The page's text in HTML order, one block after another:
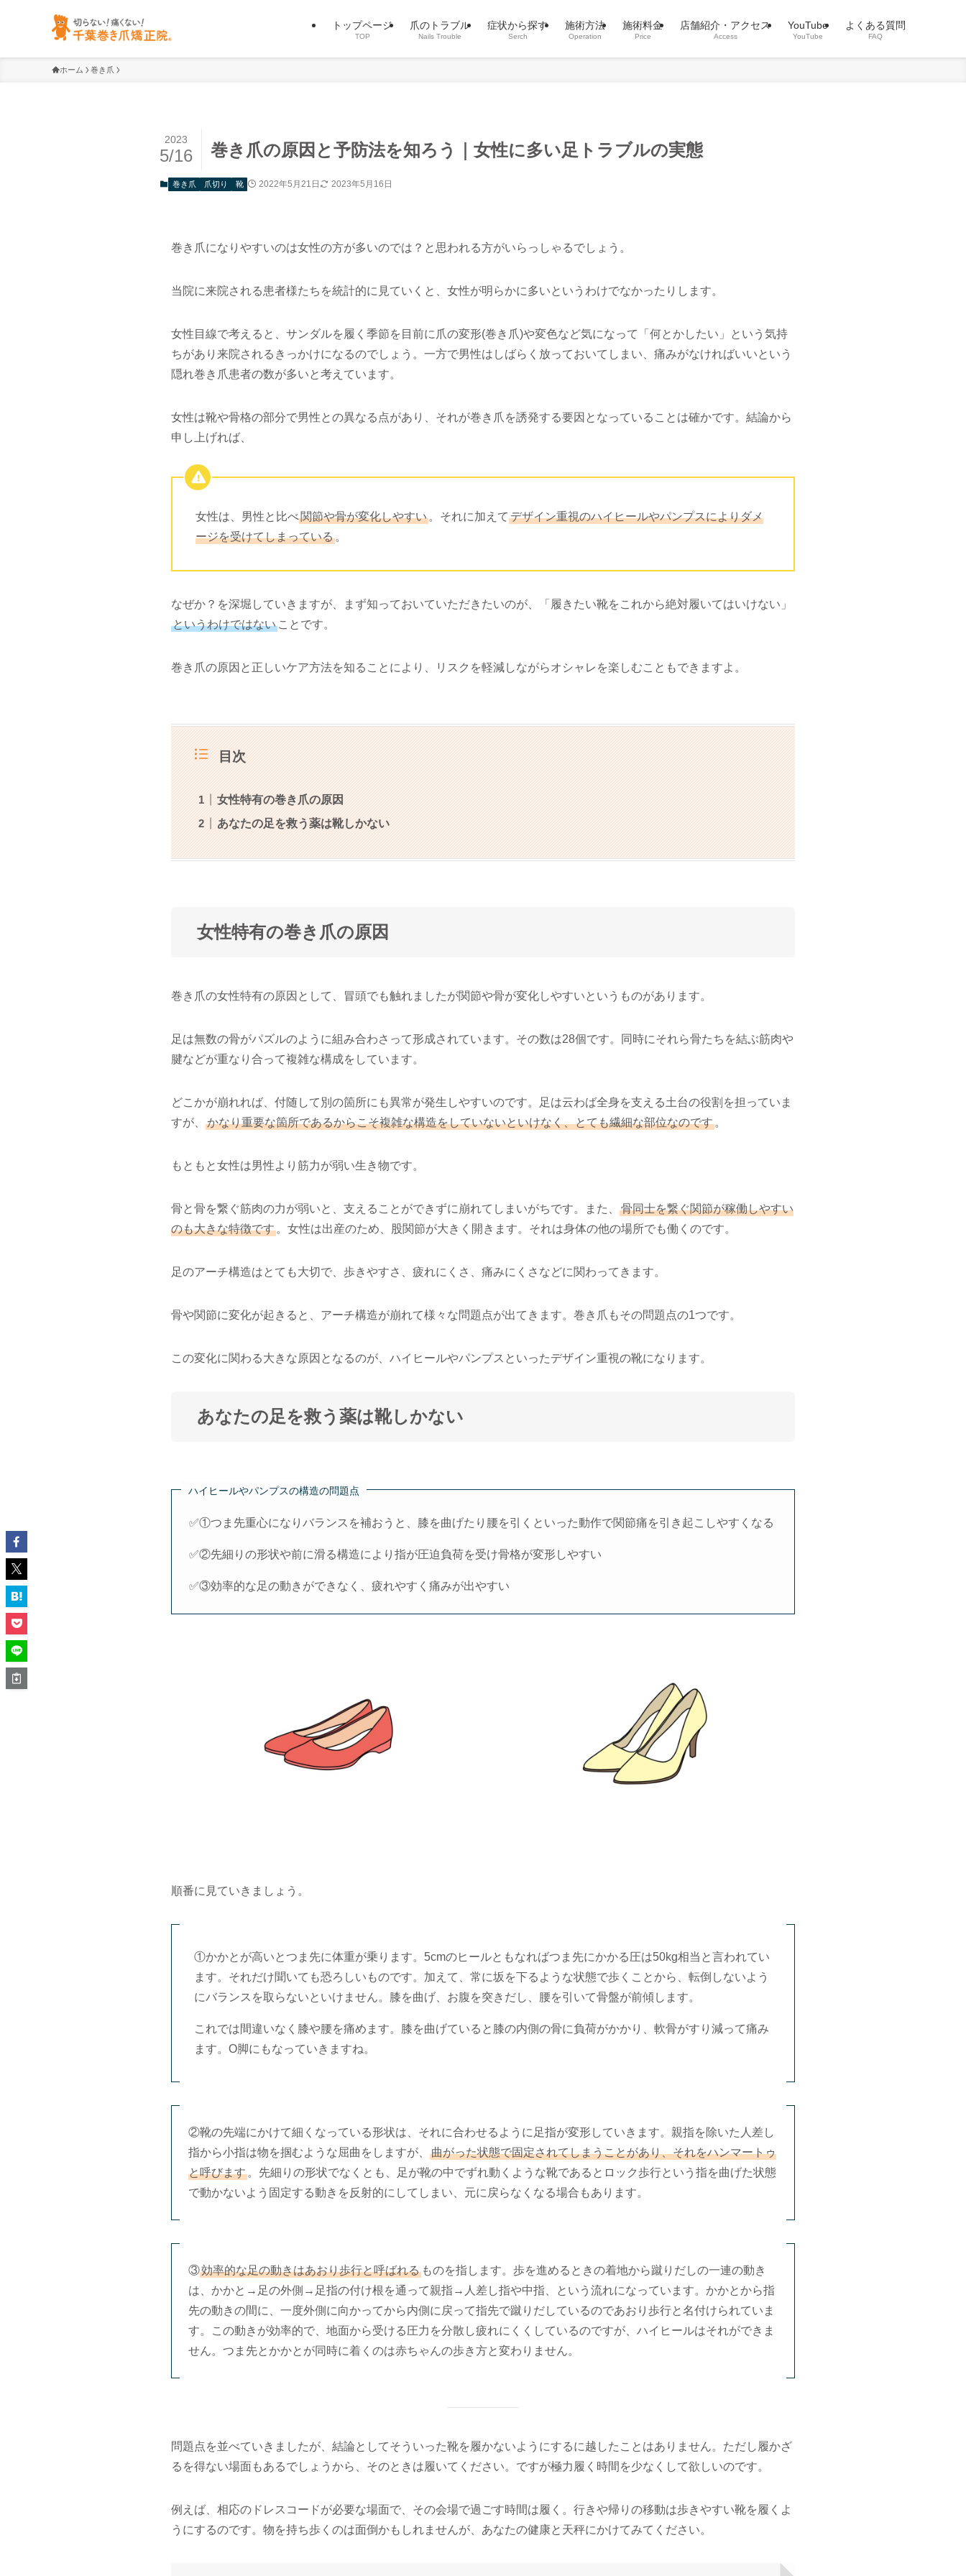
トップページ
TOP
爪のトラブル
Nails Trouble
症状から探す
Serch
施術方法
Operation
施術料金
Price
店舗紹介・アクセス
Access
YouTube
YouTube
よくある質問
FAQ
ホーム 巻き爪
巻き爪の原因と予防法を知ろう｜女性に多い足トラブルの実態
2023
5/16
巻き爪 爪切り 靴 2022年5月21日 2023年5月16日
巻き爪になりやすいのは女性の方が多いのでは？と思われる方がいらっしゃるでしょう。
当院に来院される患者様たちを統計的に見ていくと、女性が明らかに多いというわけでなかったりします。
女性目線で考えると、サンダルを履く季節を目前に爪の変形(巻き爪)や変色など気になって「何とかしたい」という気持
ちがあり来院されるきっかけになるのでしょう。一方で男性はしばらく放っておいてしまい、痛みがなければいいという
隠れ巻き爪患者の数が多いと考えています。
女性は靴や骨格の部分で男性との異なる点があり、それが巻き爪を誘発する要因となっていることは確かです。結論から
申し上げれば、
女性は、男性と比べ関節や骨が変化しやすい 。それに加えて デザイン重視のハイヒールやパンプスによりダメ
ージを受けてしまっている 。
なぜか？を深堀していきますが、まず知っておいていただきたいのが、「履きたい靴をこれから絶対履いてはいけない」
というわけではない ことです。
巻き爪の原因と正しいケア方法を知ることにより、リスクを軽減しながらオシャレを楽しむこともできますよ。
目次
女性特有の巻き爪の原因
あなたの足を救う薬は靴しかない
女性特有の巻き爪の原因
巻き爪の女性特有の原因として、冒頭でも触れましたが関節や骨が変化しやすいというものがあります。
足は無数の骨がパズルのように組み合わさって形成されています。その数は28個です。同時にそれら骨たちを結ぶ筋肉や
腱などが重なり合って複雑な構成をしています。
どこかが崩れれば、付随して別の箇所にも異常が発生しやすいのです。足は云わば全身を支える土台の役割を担っていま
すが、
かなり重要な箇所であるからこそ複雑な構造をしていないといけなく、とても繊細な部位なのです 。
もともと女性は男性より筋力が弱い生き物です。
骨と骨を繋ぐ筋肉の力が弱いと、支えることができずに崩れてしまいがちです。また、
骨同士を繋ぐ関節が稼働しやすい
のも大きな特徴です 。女性は出産のため、股関節が大きく開きます。それは身体の他の場所でも働くのです。
足のアーチ構造はとても大切で、歩きやすさ、疲れにくさ、痛みにくさなどに関わってきます。
骨や関節に変化が起きると、アーチ構造が崩れて様々な問題点が出てきます。巻き爪もその問題点の1つです。
この変化に関わる大きな原因となるのが、ハイヒールやパンプスといったデザイン重視の靴になります。
あなたの足を救う薬は靴しかない
ハイヒールやパンプスの構造の問題点
✅①つま先重心になりバランスを補おうと、膝を曲げたり腰を引くといった動作で関節痛を引き起こしやすくなる
✅②先細りの形状や前に滑る構造により指が圧迫負荷を受け骨格が変形しやすい
✅③効率的な足の動きができなく、疲れやすく痛みが出やすい
順番に見ていきましょう。
①かかとが高いとつま先に体重が乗ります。5cmのヒールともなればつま先にかかる圧は50kg相当と言われてい
ます。それだけ聞いても恐ろしいものです。加えて、常に坂を下るような状態で歩くことから、転倒しないよう
にバランスを取らないといけません。膝を曲げ、お腹を突きだし、腰を引いて骨盤が前傾します。
これでは間違いなく膝や腰を痛めます。膝を曲げていると膝の内側の骨に負荷がかかり、軟骨がすり減って痛み
ます。O脚にもなっていきますね。
②靴の先端にかけて細くなっている形状は、それに合わせるように足指が変形していきます。親指を除いた人差し
指から小指は物を掴むような屈曲をしますが、
曲がった状態で固定されてしまうことがあり、それをハンマートゥ
と呼びます 。先細りの形状でなくとも、足が靴の中でずれ動くような靴であるとロック歩行という指を曲げた状態
で動かないよう固定する動きを反射的にしてしまい、元に戻らなくなる場合もあります。
③効率的な足の動きはあおり歩行と呼ばれる ものを指します。歩を進めるときの着地から蹴りだしの一連の動き
は、かかと→足の外側→足指の付け根を通って親指→人差し指や中指、という流れになっています。かかとから指
先の動きの間に、一度外側に向かってから内側に戻って指先で蹴りだしているのであおり歩行と名付けられていま
す。この動きが効率的で、地面から受ける圧力を分散し疲れにくくしているのですが、ハイヒールはそれができま
せん。つま先とかかとが同時に着くのは赤ちゃんの歩き方と変わりません。
問題点を並べていきましたが、結論としてそういった靴を履かないようにするに越したことはありません。ただし履かざ
るを得ない場面もあるでしょうから、そのときは履いてください。ですが極力履く時間を少なくして欲しいのです。
例えば、相応のドレスコードが必要な場面で、その会場で過ごす時間は履く。行きや帰りの移動は歩きやすい靴を履くよ
うにするのです。物を持ち歩くのは面倒かもしれませんが、あなたの健康と天秤にかけてみてください。